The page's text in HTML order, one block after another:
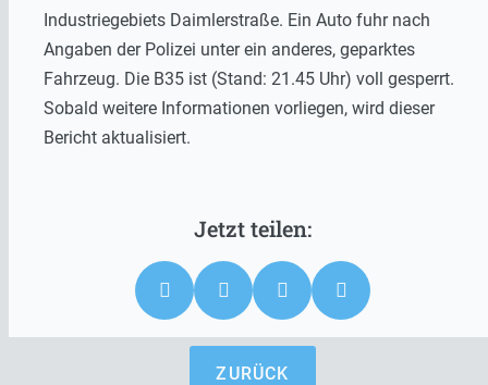
Industriegebiets Daimlerstraße. Ein Auto fuhr nach
Angaben der Polizei unter ein anderes, geparktes
Fahrzeug. Die B35 ist (Stand: 21.45 Uhr) voll gesperrt.
Sobald weitere Informationen vorliegen, wird dieser
Bericht aktualisiert.
ZURÜCK